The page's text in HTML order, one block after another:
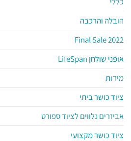
הובלה והרכבה
2022 Final Sale
אופני שולחן LifeSpan
מידות
ציוד כושר ביתי
אביזרים נלווים לציוד ספורט
ציוד כושר מקצועי